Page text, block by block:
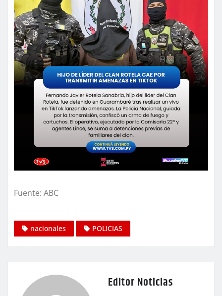
Fuente: ABC
nacionales POLICIAS
Editor Noticias